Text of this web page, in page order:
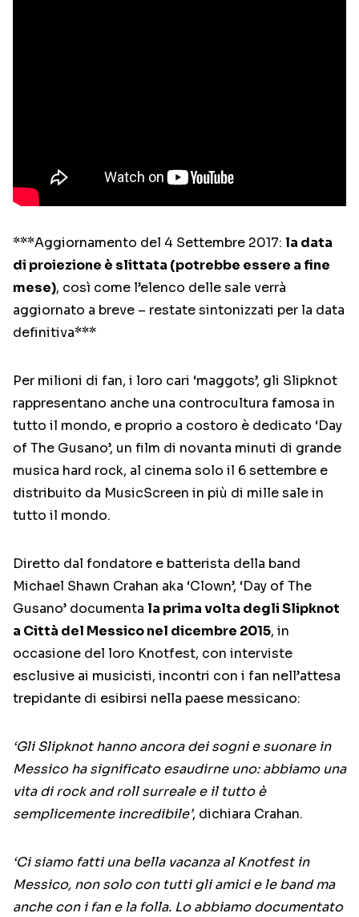
***Aggiornamento del 4 Settembre 2017: la data
di proiezione è slittata (potrebbe essere a fine
mese), così come l’elenco delle sale verrà
aggiornato a breve – restate sintonizzati per la data
definitiva***
Per milioni di fan, i loro cari ‘maggots’, gli Slipknot
rappresentano anche una controcultura famosa in
tutto il mondo, e proprio a costoro è dedicato ‘Day
of The Gusano’, un film di novanta minuti di grande
musica hard rock, al cinema solo il 6 settembre e
distribuito da MusicScreen in più di mille sale in
tutto il mondo.
Diretto dal fondatore e batterista della band
Michael Shawn Crahan aka ‘Clown’, ‘Day of The
Gusano’ documenta la prima volta degli Slipknot
a Città del Messico nel dicembre 2015, in
occasione del loro Knotfest, con interviste
esclusive ai musicisti, incontri con i fan nell’attesa
trepidante di esibirsi nella paese messicano:
‘Gli Slipknot hanno ancora dei sogni e suonare in
Messico ha significato esaudirne uno: abbiamo una
vita di rock and roll surreale e il tutto è
semplicemente incredibile’, dichiara Crahan.
‘Ci siamo fatti una bella vacanza al Knotfest in
Messico, non solo con tutti gli amici e le band ma
anche con i fan e la folla. Lo abbiamo documentato